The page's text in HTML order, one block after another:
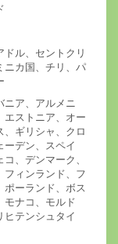
ドル、セントクリ
ニカ国、チリ、パ
ニア、アルメニ
エストニア、オー
、ギリシャ、クロ
ーデン、スペイ
、デンマーク、
フィンランド、フ
ポーランド、ボス
モナコ、モルド
ヒテンシュタイ